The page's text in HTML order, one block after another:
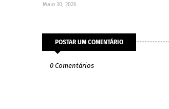
Maio 30, 2026
POSTAR UM COMENTÁRIO
0 Comentários